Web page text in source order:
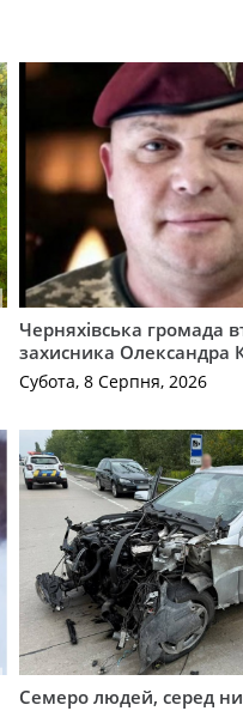
Черняхівська громада
захисника Олександра
Субота, 8 Серпня, 2026
Семеро людей, серед